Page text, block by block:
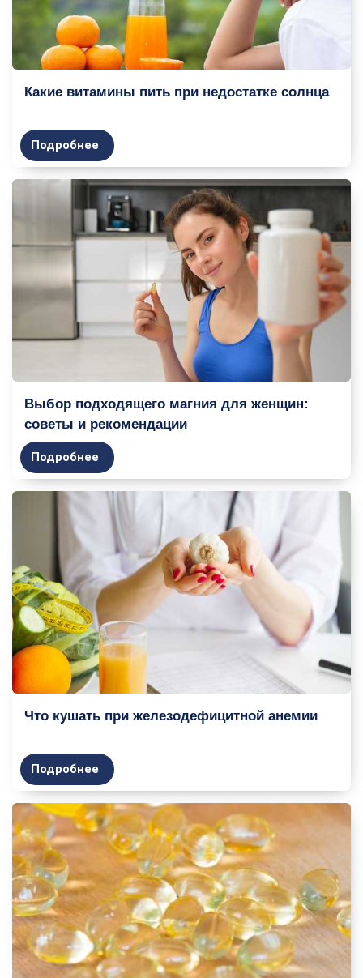
Какие витамины пить при недостатке солнца
Подробнее
Выбор подходящего магния для женщин:
советы и рекомендации
Подробнее
Что кушать при железодефицитной анемии
Подробнее